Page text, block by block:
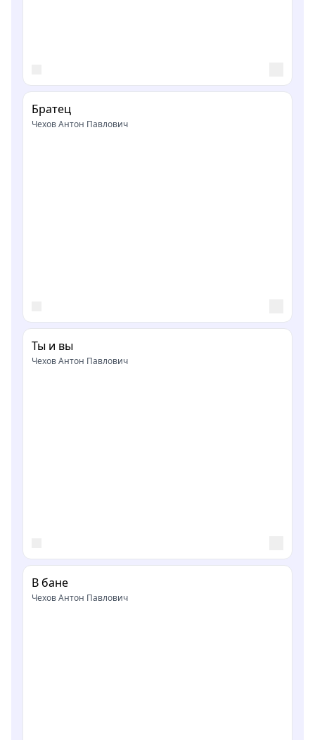
Братец
Чехов Антон Павлович
Ты и вы
Чехов Антон Павлович
В бане
Чехов Антон Павлович